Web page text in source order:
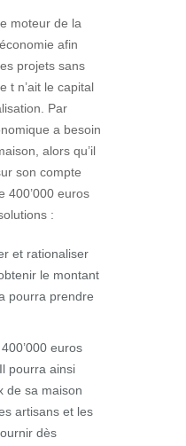
moteur de la
afin
projets sans
t n’ait le capital
Par
a besoin
alors qu’il
son compte
400’000 euros
:
et rationaliser
le montant
pourra prendre
euros
pourra ainsi
de sa maison
artisans et les
dès